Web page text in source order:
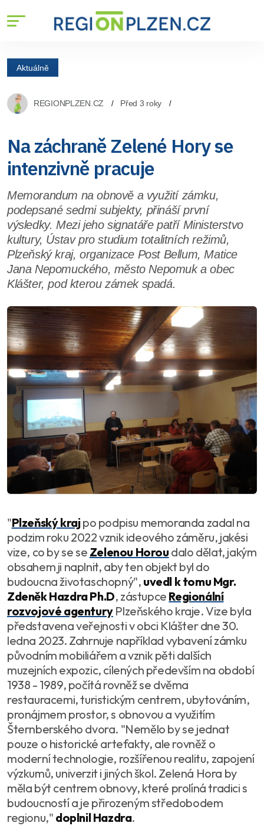
Aktuálně
REGIONPLZEN.CZ Před 3 roky
Na záchraně Zelené Hory se
intenzivně pracuje
Memorandum na obnově a využití zámku,
podepsané sedmi subjekty, přináší první
výsledky. Mezi jeho signatáře patří Ministerstvo
kultury, Ústav pro studium totalitních režimů,
Plzeňský kraj, organizace Post Bellum, Matice
Jana Nepomuckého, město Nepomuk a obec
Klášter, pod kterou zámek spadá.
"Plzeňský krajpo podpisu memoranda zadal na
podzim roku 2022 vznik ideového záměru, jakési
vize, co by se se Zelenou Horoudalo dělat, jakým
obsahem ji naplnit, aby ten objekt byl do
budoucna životaschopný", uvedl k tomu Mgr.
Zdeněk Hazdra Ph.D, zástupce Regionální
rozvojové agenturyPlzeňského kraje. Vize byla
představena veřejnosti v obci Klášter dne 30.
ledna 2023. Zahrnuje například vybavení zámku
původním mobiliářem a vznik pěti dalších
muzejních expozic, cílených především na období
1938 - 1989, počítá rovněž se dvěma
restauracemi, turistickým centrem, ubytováním,
pronájmem prostor, s obnovou a využitím
Šternberského dvora. "Nemělo by se jednat
pouze o historické artefakty, ale rovněž o
moderní technologie, rozšířenou realitu, zapojení
výzkumů, univerzit i jiných škol. Zelená Hora by
měla být centrem obnovy, které prolíná tradici s
budoucností a je přirozeným středobodem
regionu," doplnil Hazdra.